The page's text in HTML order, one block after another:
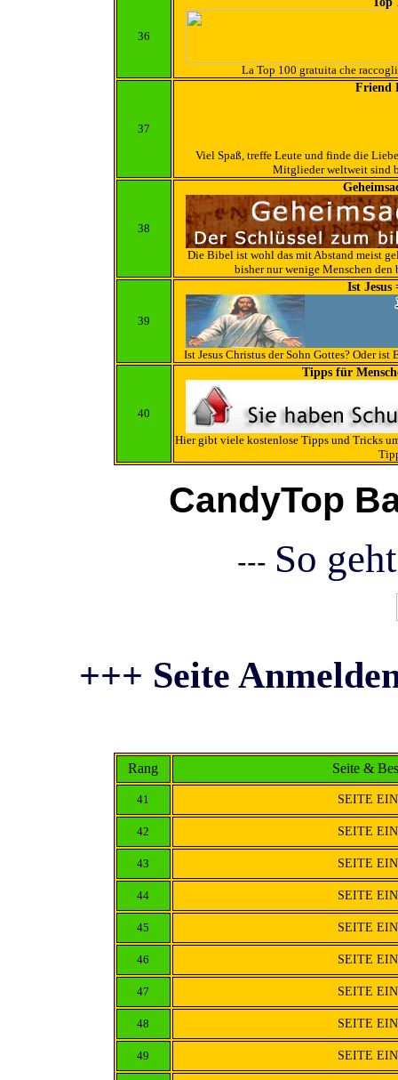
36
La Top 100 gratuita che
37
Friend
Viel Spaß, treffe Leute und finde die
Mitglieder weltweit sind
38
Die Bibel ist wohl das mit Abstand meist
bisher nur wenige Menschen
39
Ist Jesus
Ist Jesus Christus der Sohn Gottes? Oder
40
Tipps für
Hier gibt viele kostenlose Tipps und Tricks
CandyTop
--- So
+++ Seite
Rang Seite &
41 SEITE
42 SEITE
43 SEITE
44 SEITE
45 SEITE
46 SEITE
47 SEITE
48 SEITE
49 SEITE